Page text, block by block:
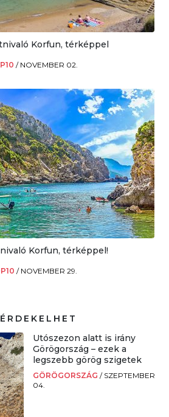
Korfun, térképpel
/ NOVEMBER 02.
Korfun, térképpel!
/ NOVEMBER 29.
Utószezon alatt is irány
Görögország – ezek a
legszebb görög szigetek
GÖRÖGORSZÁG / SZEPTEMBER
04.